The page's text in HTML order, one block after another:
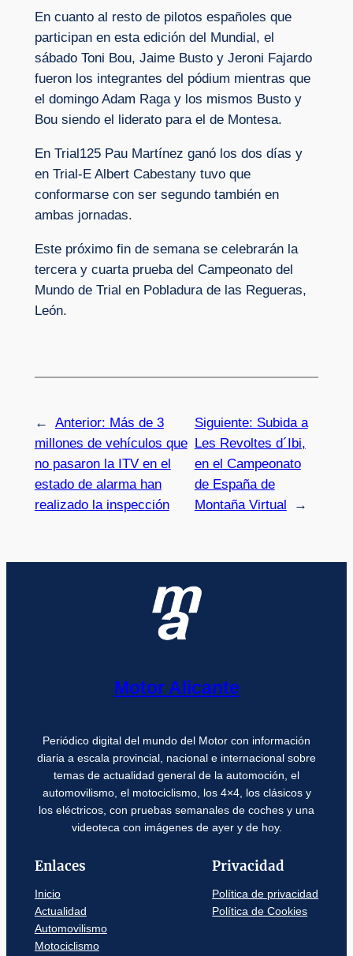
En cuanto al resto de pilotos españoles que
participan en esta edición del Mundial, el
sábado Toni Bou, Jaime Busto y Jeroni Fajardo
fueron los integrantes del pódium mientras que
el domingo Adam Raga y los mismos Busto y
Bou siendo el liderato para el de Montesa.
En Trial125 Pau Martínez ganó los dos días y
en Trial-E Albert Cabestany tuvo que
conformarse con ser segundo también en
ambas jornadas.
Este próximo fin de semana se celebrarán la
tercera y cuarta prueba del Campeonato del
Mundo de Trial en Pobladura de las Regueras,
León.
← Anterior: Más de 3
millones de vehículos que
no pasaron la ITV en el
estado de alarma han
realizado la inspección
Siguiente: Subida a
Les Revoltes d´Ibi,
en el Campeonato
de España de
Montaña Virtual
→
Motor Alicante
Periódico digital del mundo del Motor con información
diaria a escala provincial, nacional e internacional sobre
temas de actualidad general de la automoción, el
automovilismo, el motociclismo, los 4×4, los clásicos y
los eléctricos, con pruebas semanales de coches y una
videoteca con imágenes de ayer y de hoy.
Enlaces
Inicio
Actualidad
Automovilismo
Motociclismo
Privacidad
Política de privacidad
Política de Cookies